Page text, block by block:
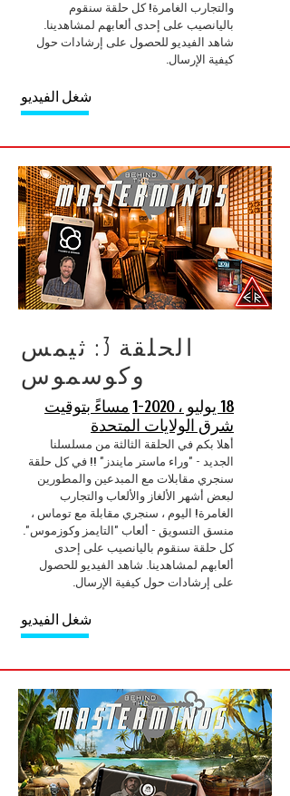
والتجارب الغامرة! كل حلقة سنقوم
باليانصيب على إحدى ألعابهم لمشاهدينا.
شاهد الفيديو للحصول على إرشادات حول
كيفية الإرسال.
شغل الفيديو
الحلقة 3: ثيمس
وكوسموس
18 يوليو ، 2020-1
مساءً بتوقيت
شرق الولايات المتحدة
أهلا بكم في الحلقة الثالثة من مسلسلنا
الجديد - "وراء ماستر مايندز" !! في كل حلقة
سنجري مقابلات مع المبدعين والمطورين
لبعض أشهر الألغاز والألعاب والتجارب
الغامرة! اليوم ، سنجري مقابلة مع توماس ،
منسق التسويق - ألعاب "التايمز وكوزموس".
كل حلقة سنقوم باليانصيب على إحدى
ألعابهم لمشاهدينا. شاهد الفيديو للحصول
على إرشادات حول كيفية الإرسال.
شغل الفيديو